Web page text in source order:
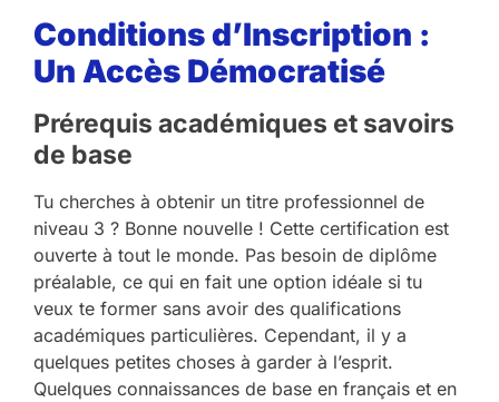
Conditions d’Inscription :
Un Accès Démocratisé
Prérequis académiques et savoirs
de base
Tu cherches à obtenir un titre professionnel de
niveau 3 ? Bonne nouvelle ! Cette certification est
ouverte à tout le monde. Pas besoin de diplôme
préalable, ce qui en fait une option idéale si tu
veux te former sans avoir des qualifications
académiques particulières. Cependant, il y a
quelques petites choses à garder à l’esprit.
Quelques connaissances de base en français et en